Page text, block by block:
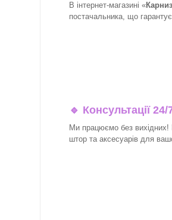
В інтернет-магазині «
постачальника, що
🔹 Консультації
Ми працюємо без вихідних!
штор та аксесуарів для